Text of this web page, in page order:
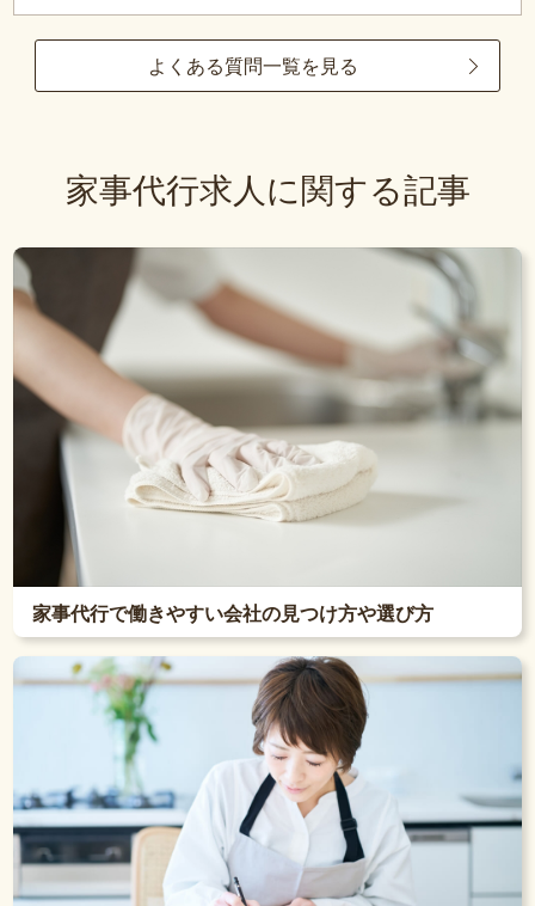
よくある質問一覧を見る
家事代行求人に関する記事
家事代行で働きやすい会社の見つけ方や選び方